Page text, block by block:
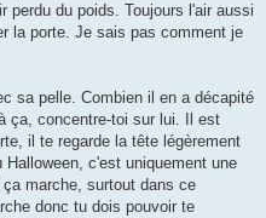
perdu du poids. Toujours l'air aussi
la porte. Je sais pas comment je
sa pelle. Combien il en a décapité
ça, concentre-toi sur lui. Il est
il te regarde la tête légèrement
c'est uniquement une
marche, surtout dans ce
donc tu dois pouvoir te